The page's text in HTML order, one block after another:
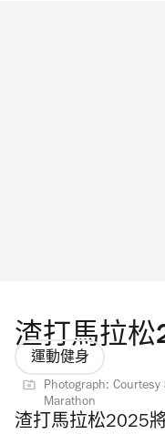
渣打馬拉松
運動健身
Photograph:
Marathon
渣打馬拉松2025